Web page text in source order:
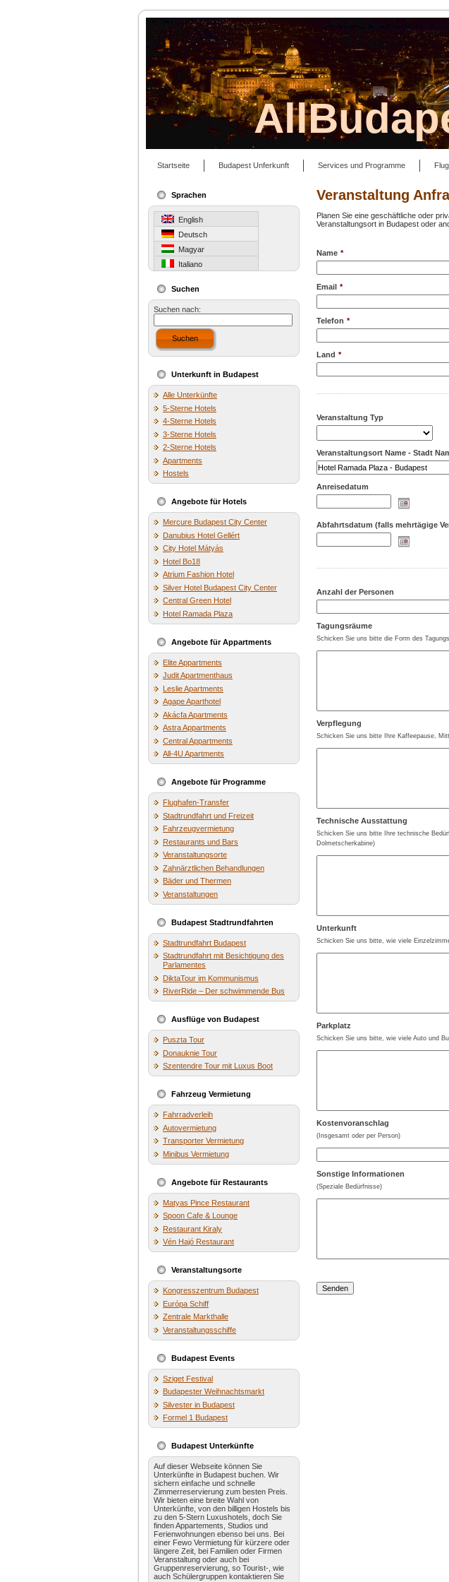
Startseite Budapest Unferkunft Services und Programme
Sprachen
English
Deutsch
Magyar
Italiano
Suchen
Suchen nach:
Suchen
Unterkunft in Budapest
Alle Unterkünfte
5-Sterne Hotels
4-Sterne Hotels
3-Sterne Hotels
2-Sterne Hotels
Apartments
Hostels
Angebote für Hotels
Mercure Budapest City Center
Danubius Hotel Gellért
City Hotel Mátyás
Hotel Bo18
Atrium Fashion Hotel
Silver Hotel Budapest City Center
Central Green Hotel
Hotel Ramada Plaza
Angebote für Appartments
Elite Appartments
Judit Apartmenthaus
Leslie Apartments
Agape Aparthotel
Akácfa Apartments
Astra Appartments
Central Appartments
All-4U Apartments
Angebote für Programme
Flughafen-Transfer
Stadtrundfahrt und Freizeit
Fahrzeugvermietung
Restaurants und Bars
Veranstaltungsorte
Zahnärztlichen Behandlungen
Bäder und Thermen
Veranstaltungen
Budapest Stadtrundfahrten
Stadtrundfahrt Budapest
Stadtrundfahrt mit Besichtigung des
Parlamentes
DiktaTour im Kommunismus
RiverRide – Der schwimmende Bus
Ausflüge von Budapest
Puszta Tour
Donauknie Tour
Szentendre Tour mit Luxus Boot
Fahrzeug Vermietung
Fahrradverleih
Autovermietung
Transporter Vermietung
Minibus Vermietung
Angebote für Restaurants
Matyas Pince Restaurant
Spoon Cafe & Lounge
Restaurant Kiraly
Vén Hajó Restaurant
Veranstaltungsorte
Kongresszentrum Budapest
Európa Schiff
Zentrale Markthalle
Veranstaltungsschiffe
Budapest Events
Sziget Festival
Budapester Weihnachtsmarkt
Silvester in Budapest
Formel 1 Budapest
Budapest Unterkünfte
Auf dieser Webseite können Sie
Unterkünfte in Budapest buchen. Wir
sichern einfache und schnelle
Zimmerreservierung zum besten Preis.
Wir bieten eine breite Wahl von
Unterkünfte, von den billigen Hostels bis
zu den 5-Stern Luxushotels, doch Sie
finden Appartements, Studios und
Ferienwohnungen ebenso bei uns. Bei
einer Fewo Vermietung für kürzere oder
längere Zeit, bei Familien oder Firmen
Veranstaltung oder auch bei
Gruppenreservierung, so Tourist-, wie
auch Schülergruppen kontaktieren Sie
Veranstaltung
Planen Sie eine geschäftliche oder
Veranstaltungsort in Budapest oder
Name *
Email *
Telefon *
Land *
Veranstaltung Typ
Veranstaltungsort Name - Stadt
Anreisedatum
Abfahrtsdatum (falls mehrtägige
Anzahl der Personen
Tagungsräume
Schicken Sie uns bitte die Form des
Verpflegung
Schicken Sie uns bitte Ihre Kaffeepause,
Technische Ausstattung
Schicken Sie uns bitte Ihre technische
Dolmetscherkabine)
Unterkunft
Schicken Sie uns bitte, wie viele
Parkplatz
Schicken Sie uns bitte, wie viele Auto und
Kostenvoranschlag
(Insgesamt oder per Person)
Sonstige Informationen
(Speziale Bedürfnisse)